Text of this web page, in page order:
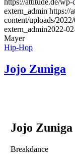
https://attitude.de/
extern_admin https://
content/uploads/
extern_admin2022-
Mayer
Hip-Hop
Jojo Zuniga
Jojo Zuniga
Breakdance